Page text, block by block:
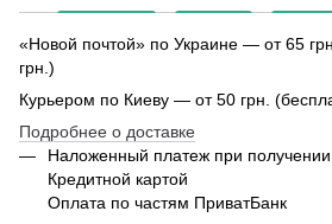
«Новой почтой» по Украине — от 65
грн.)
Курьером по Киеву — от 50 грн.
Подробнее о доставке
Наложенный платеж при получении
Кредитной картой
Оплата по частям ПриватБанк